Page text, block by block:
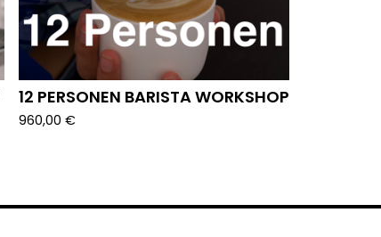
12 PERSONEN BARISTA WORKSHOP
960,00 €